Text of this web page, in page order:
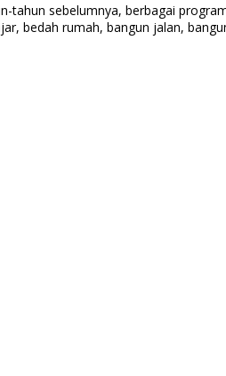
tahun sebelumnya, berbagai
bedah rumah, bangun jalan,